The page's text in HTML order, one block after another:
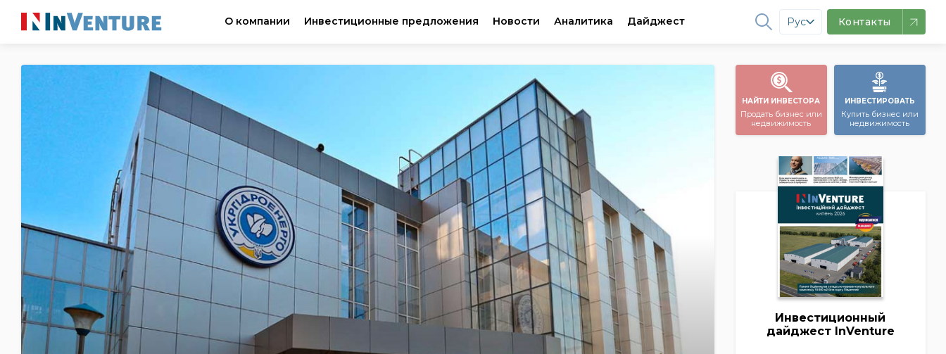
О компании Инвестиционные предложения Новости Аналитика Дайджест Рус Контакты
НАЙТИ ИНВЕСТОРА
Продать бизнес или
недвижимость
ИНВЕСТИРОВАТЬ
Купить бизнес или
недвижимость
Инвестиционный
дайджест InVenture